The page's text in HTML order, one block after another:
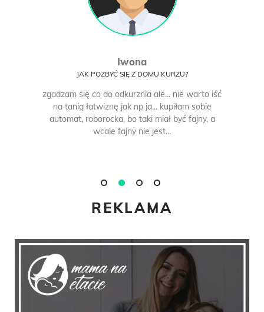
Iwona
JAK POZBYĆ SIĘ Z DOMU KURZU?
zgadzam się co do odkurznia ale... nie warto iść
na tanią łatwiznę jak np ja... kupiłam sobie
automat, roborocka, bo taki miał być fajny, a
wcale fajny nie jest...
REKLAMA